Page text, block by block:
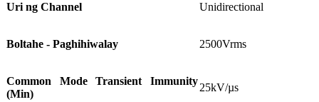
Uri ng Channel Unidirectional
Boltahe - Paghihiwalay 2500Vrms
Common Mode Transient Immunity
(Min)
25kV/µs